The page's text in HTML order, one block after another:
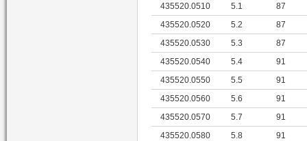
435520.0510
5.1
87
435520.0520
5.2
87
435520.0530
5.3
87
435520.0540
5.4
91
435520.0550
5.5
91
435520.0560
5.6
91
435520.0570
5.7
91
435520.0580
5.8
91